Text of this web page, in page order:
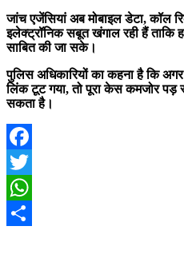
जांच एजेंसियां अब मोबाइल डेटा, कॉल
इलेक्ट्रॉनिक सबूत खंगाल रही हैं ताकि
साबित की जा सके।
पुलिस अधिकारियों का कहना है कि
लिंक टूट गया, तो पूरा केस कमजोर पड़
सकता है।
Facebook
Twitter
WhatsApp